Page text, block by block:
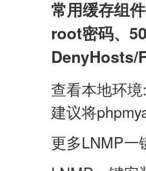
常用缓存组
root密码、
DenyHosts/
查看本地环
建议将
更多LNMP